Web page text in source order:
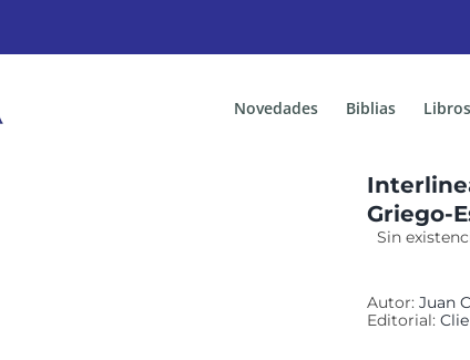
Novedades Biblias Libros
Griego-
Sin
Autor: Juan
Editorial: Clie